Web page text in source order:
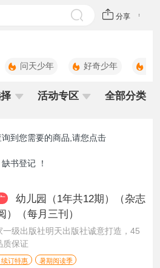
分享
问天少年 好奇少年
活动专区 全部分类
到您需要的商品,请您点击
缺书登记！
幼儿园（1年共12期）（杂志
）（每月三刊）
一级出版社明天出版社诚意打造，45
质保证
续订特惠 暑期阅读季